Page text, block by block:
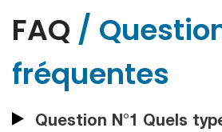
FAQ /
fréquentes
Question N°1 Quels